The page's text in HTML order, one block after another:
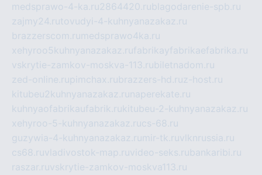
medsprawo-4-ka.ru2864420.rublagodarenie-spb.ru
zajmy24.rutovudyi-4-kuhnyanazakaz.ru
brazzerscom.ru medsprawo4ka.ru
xehyroo5kuhnyanazakaz.rufabrikayfabrikaefabrika.ru
vskrytie-zamkov-moskva-113.rubiletnadom.ru
zed-online.rupimchax.rubrazzers-hd.ruz-host.ru
kitubeu2kuhnyanazakaz.ru naperekate.ru
kuhnyaofabrikaufabrik.rukitubeu-2-kuhnyanazakaz.ru
xehyroo-5-kuhnyanazakaz.rucs-68.ru
guzywia-4-kuhnyanazakaz.ru mir-tk.ruvlknrussia.ru
cs68.ruvladivostok-map.ruvideo-seks.rubankaribi.ru
raszar.ruvskrytie-zamkov-moskva113.ru